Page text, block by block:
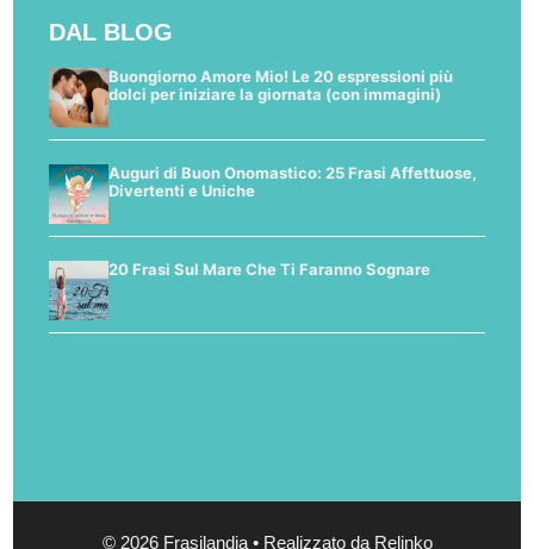
DAL BLOG
Buongiorno Amore Mio! Le 20 espressioni più
dolci per iniziare la giornata (con immagini)
Auguri di Buon Onomastico: 25 Frasi Affettuose,
Divertenti e Uniche
20 Frasi Sul Mare Che Ti Faranno Sognare
© 2026 Frasilandia • Realizzato da Relinko